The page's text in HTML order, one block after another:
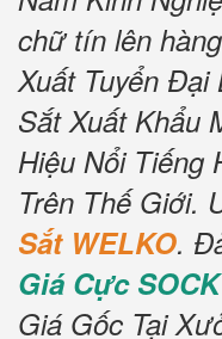
chữ tín lên
Xuất Tuyển Đại
Sắt Xuất Khẩu
Hiệu Nổi Tiếng
Trên Thế Giới.
Sắt WELKO.
Giá Cực SOCK
Giá Gốc Tại